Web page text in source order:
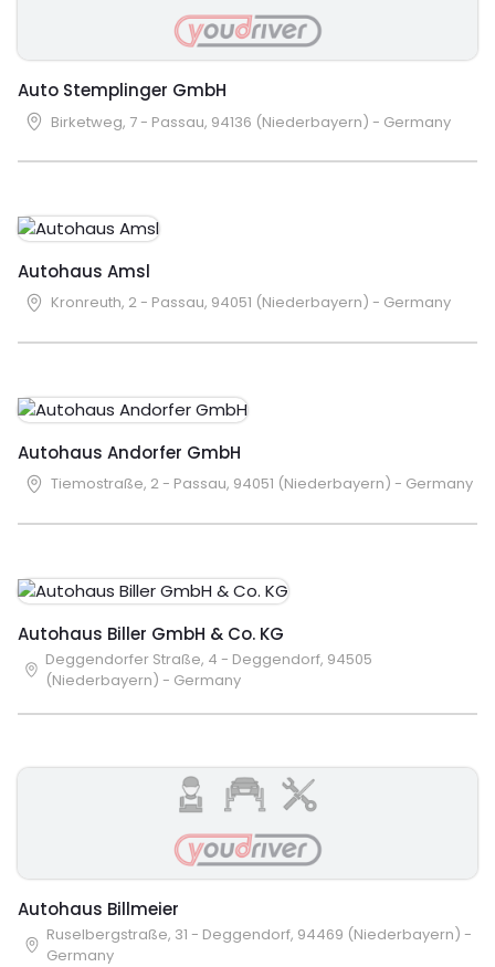
Auto Stemplinger GmbH
Birketweg, 7 - Passau, 94136 (Niederbayern) - Germany
Autohaus Amsl
Kronreuth, 2 - Passau, 94051 (Niederbayern) - Germany
Autohaus Andorfer GmbH
Tiemostraße, 2 - Passau, 94051 (Niederbayern) - Germany
Autohaus Biller GmbH & Co. KG
Deggendorfer Straße, 4 - Deggendorf, 94505
(Niederbayern) - Germany
Autohaus Billmeier
Ruselbergstraße, 31 - Deggendorf, 94469 (Niederbayern) -
Germany